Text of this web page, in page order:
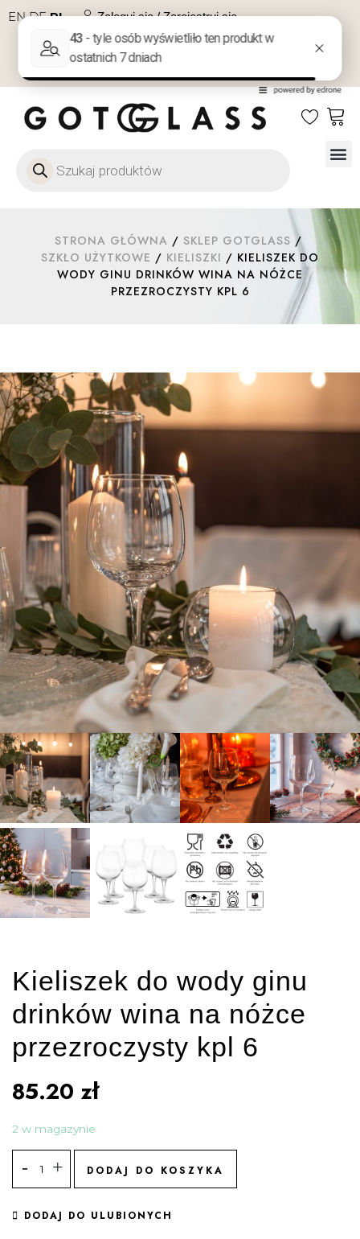
EN DE PL Zaloguj się / Zarejestruj się
NA PREZENT
STRONA GŁÓWNA / SKLEP GOTGLASS /
SZKŁO UŻYTKOWE / KIELISZKI / KIELISZEK DO
WODY GINU DRINKÓW WINA NA NÓŻCE
PRZEZROCZYSTY KPL 6
Kieliszek do wody ginu
drinków wina na nóżce
przezroczysty kpl 6
85.20 zł
2 w magazynie
DODAJ DO KOSZYKA
DODAJ DO ULUBIONYCH